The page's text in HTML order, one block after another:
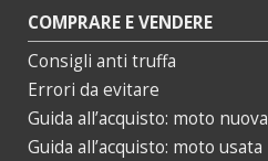
COMPRARE E VENDERE
Consigli anti truffa
Errori da evitare
Guida all’acquisto: moto nuova
Guida all’acquisto: moto usata